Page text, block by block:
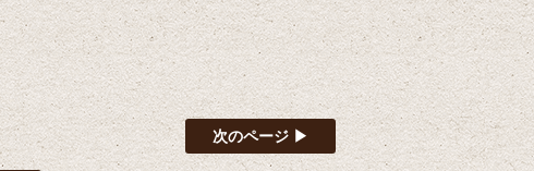
次のページ ▶